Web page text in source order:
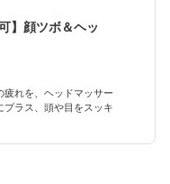
】顔ツボ＆ヘッ
疲れを、ヘッドマッサー
プラス、頭や目をスッキ